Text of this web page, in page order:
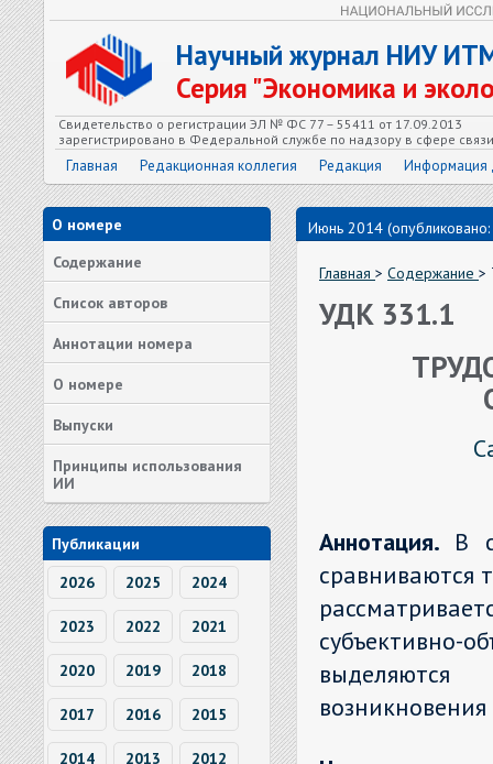
Научный журнал НИУ
Серия "Экономика и
Свидетельство о регистрации ЭЛ № ФС 77 – 55411 от 17.09.2013
зарегистрировано в Федеральной службе по надзору в сфере
Главная Редакционная коллегия Редакция Информация
О номере
Содержание
Список авторов
Аннотации номера
О номере
Выпуски
Принципы использования
ИИ
Публикации
2026
2025 2024
2023 2022 2021
2020 2019 2018
2017 2016 2015
2014 2013 2012
Июнь 2014
Главная > Содержание >
УДК 331.1
Аннотация. В
сравниваются